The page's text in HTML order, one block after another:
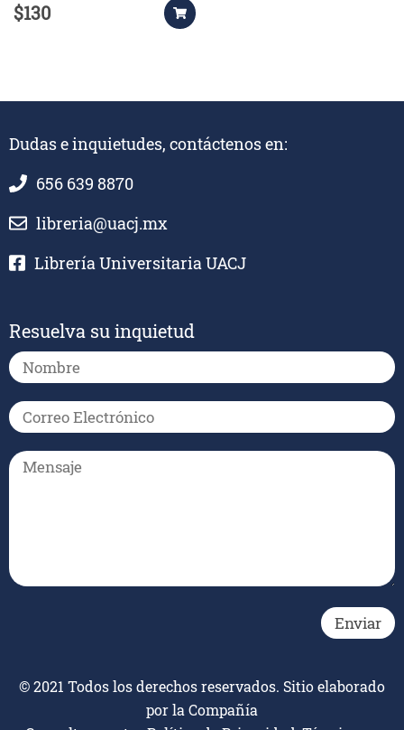
$130
Dudas e inquietudes, contáctenos en:
656 639 8870
libreria@uacj.mx
Librería Universitaria UACJ
Resuelva su inquietud
© 2021 Todos los derechos reservados. Sitio elaborado
por la Compañía